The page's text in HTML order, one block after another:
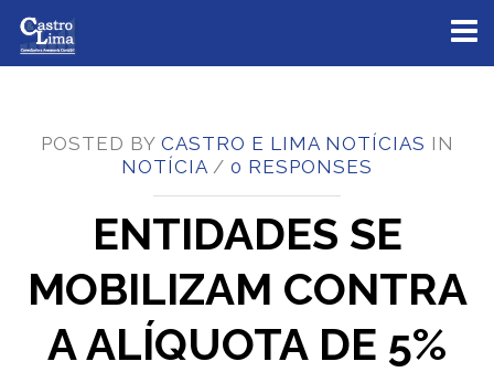
POSTED BY CASTRO E LIMA NOTÍCIAS IN
NOTÍCIA / 0 RESPONSES
ENTIDADES SE
MOBILIZAM CONTRA
A ALÍQUOTA DE 5%